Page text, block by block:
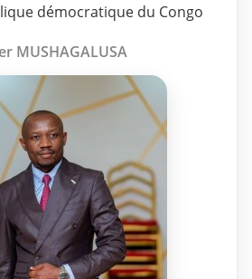
démocratique du Congo
MUSHAGALUSA